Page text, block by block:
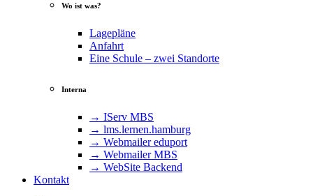
Wo ist was?
Lagepläne
Anfahrt
Eine Schule – zwei Standorte
Interna
→ IServ MBS
→ lms​.ler​nen​.ham​burg
→ Webmailer eduport
→ Webmailer MBS
→ WebSite Backend
Kontakt